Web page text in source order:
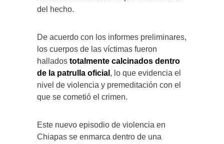
del hecho.
De acuerdo con los informes preliminares,
los cuerpos de las víctimas fueron
hallados totalmente calcinados dentro
de la patrulla oficial , lo que evidencia el
nivel de violencia y premeditación con el
que se cometió el crimen.
Este nuevo episodio de violencia en
Chiapas se enmarca dentro de una